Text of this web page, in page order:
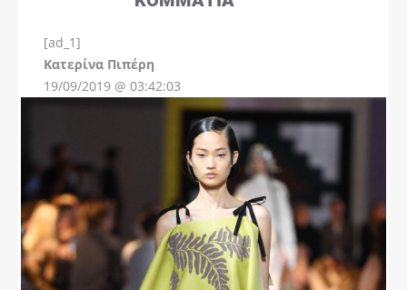
[ad_1]
Kατερίνα Πιπέρη
19/09/2019 @ 03:42:03